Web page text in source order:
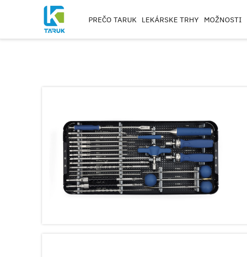
PREČO TARUK LEKÁRSKE TRHY
VRTÁKY
OBRÁBANIE IMPLANTÁTOV
MOŽNOSTI